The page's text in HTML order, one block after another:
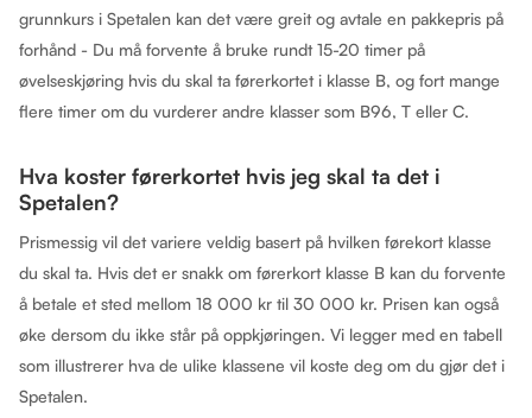
grunnkurs i Spetalen kan det være greit og avtale en pakkepris på
forhånd - Du må forvente å bruke rundt 15-20 timer på
øvelseskjøring hvis du skal ta førerkortet i klasse B, og fort mange
flere timer om du vurderer andre klasser som B96, T eller C.
Hva koster førerkortet hvis jeg skal ta det i
Spetalen?
Prismessig vil det variere veldig basert på hvilken førekort klasse
du skal ta. Hvis det er snakk om førerkort klasse B kan du forvente
å betale et sted mellom 18 000 kr til 30 000 kr. Prisen kan også
øke dersom du ikke står på oppkjøringen. Vi legger med en tabell
som illustrerer hva de ulike klassene vil koste deg om du gjør det i
Spetalen.